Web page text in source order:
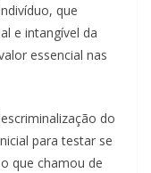
que
e intangível da
essencial nas
do
para testar se
que chamou de